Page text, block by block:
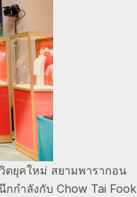
ตยุคใหม่ สยามพารากอน
กกำลังกับ Chow Tai Fook